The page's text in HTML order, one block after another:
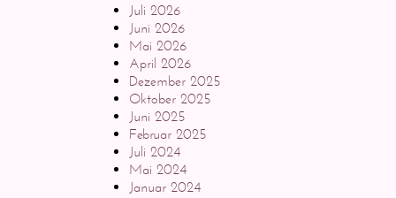
Juli 2026
Juni 2026
Mai 2026
April 2026
Dezember 2025
Oktober 2025
Juni 2025
Februar 2025
Juli 2024
Mai 2024
Januar 2024